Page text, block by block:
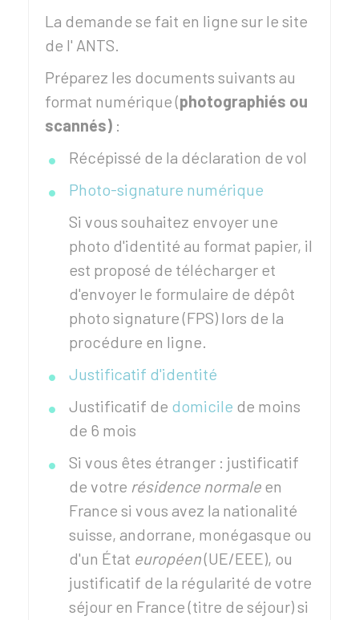
La demande se fait en ligne sur le site
de l' ANTS.
Préparez les documents suivants au
format numérique (photographiés ou
scannés) :
Récépissé de la déclaration de vol
Photo-signature numérique
Si vous souhaitez envoyer une
photo d'identité au format papier, il
est proposé de télécharger et
d'envoyer le formulaire de dépôt
photo signature (FPS) lors de la
procédure en ligne.
Justificatif d'identité
Justificatif de domicile de moins
de 6 mois
Si vous êtes étranger : justificatif
de votre résidence normale en
France si vous avez la nationalité
suisse, andorrane, monégasque ou
d'un État européen(UE/EEE), ou
justificatif de la régularité de votre
séjour en France (titre de séjour) si